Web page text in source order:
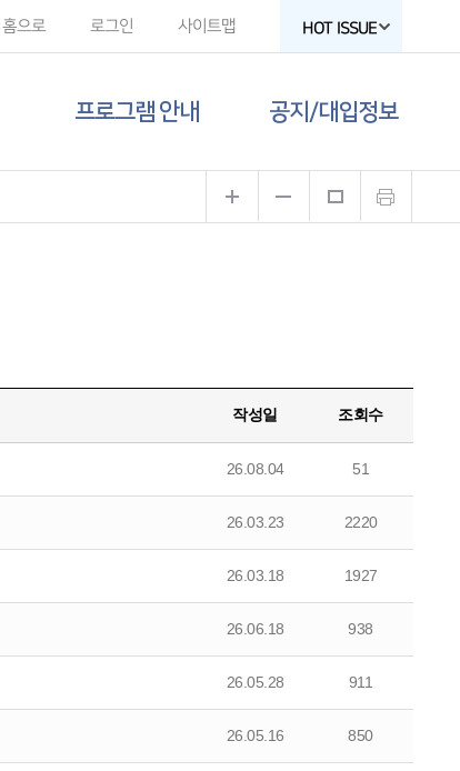
홈으로 로그인 사이트맵 HOT ISSUE
프로그램 안내 공지/대입정보
공지사항
작성일 조회수
26.08.04 51
26.03.23 2220
26.03.18 1927
26.06.18 938
26.05.28 911
26.05.16 850